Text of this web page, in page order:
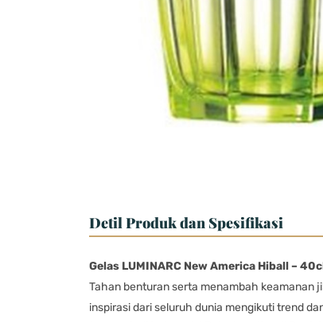
Detil Produk dan Spesifikasi
Gelas LUMINARC New America Hiball –
Tahan benturan serta menambah keamanan
inspirasi dari seluruh dunia mengikuti trend